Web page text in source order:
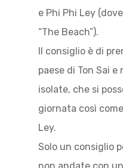
e Phi Phi Ley
“The Beach”).
Il consiglio è di
paese di Ton Sai
isolate, che si
giornata così
Ley.
Solo un consiglio
non andate con